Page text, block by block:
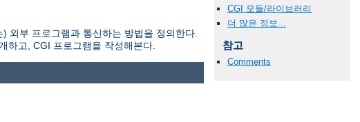
CGI 모듈/라이브러리
더 많은 정보...
참고
Comments
외부 프로그램과 통신하는 방법을 정의한다.
하고, CGI 프로그램을 작성해본다.